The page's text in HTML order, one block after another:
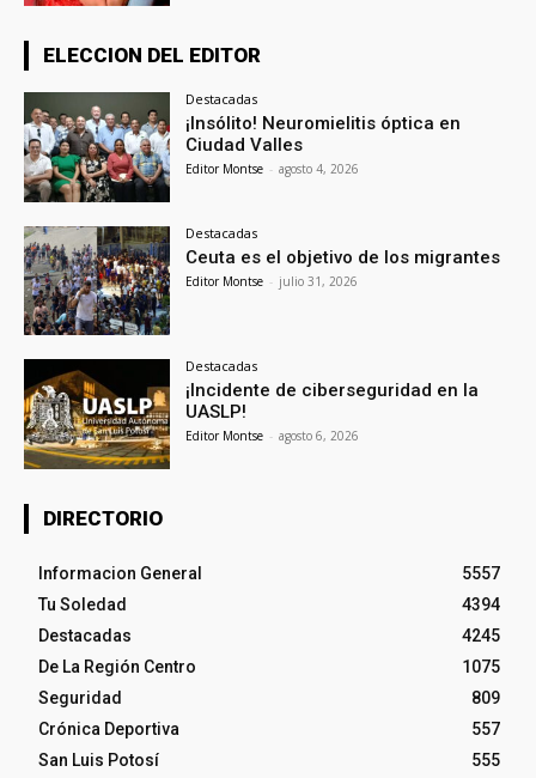
ELECCION DEL EDITOR
Destacadas
¡Insólito! Neuromielitis óptica en
Ciudad Valles
Editor Montse - agosto 4, 2026
Destacadas
Ceuta es el objetivo de los migrantes
Editor Montse - julio 31, 2026
Destacadas
¡Incidente de ciberseguridad en la
UASLP!
Editor Montse - agosto 6, 2026
DIRECTORIO
Informacion General
5557
Tu Soledad
4394
Destacadas
4245
De La Región Centro
1075
Seguridad
809
Crónica Deportiva
557
San Luis Potosí
555